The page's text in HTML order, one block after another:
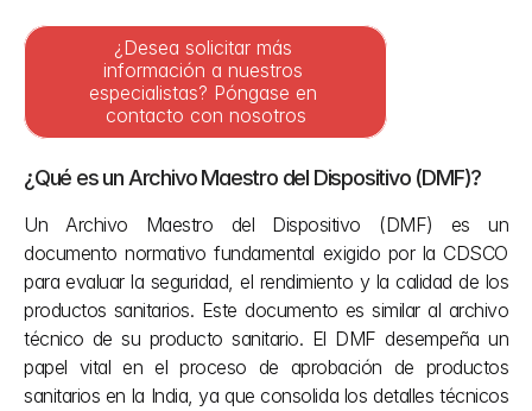
¿Desea solicitar más
información a nuestros
especialistas? Póngase en
contacto con nosotros
¿Qué es un Archivo Maestro del Dispositivo (DMF)?
Un Archivo Maestro del Dispositivo (DMF) es un
documento normativo fundamental exigido por la CDSCO
para evaluar la seguridad, el rendimiento y la calidad de los
productos sanitarios. Este documento es similar al archivo
técnico de su producto sanitario. El DMF desempeña un
papel vital en el proceso de aprobación de productos
sanitarios en la India, ya que consolida los detalles técnicos